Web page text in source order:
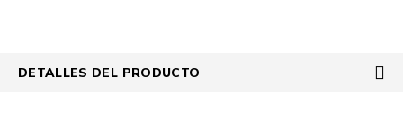
DETALLES DEL PRODUCTO